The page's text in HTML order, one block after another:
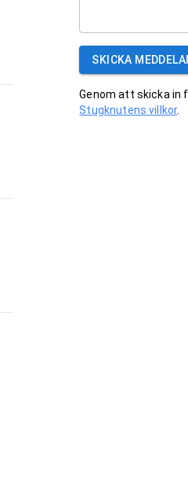
SKICKA
Genom att skicka in
Stugknutens villkor.